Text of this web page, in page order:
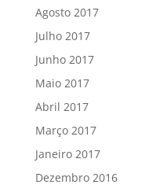
Agosto 2017
Julho 2017
Junho 2017
Maio 2017
Abril 2017
Março 2017
Janeiro 2017
Dezembro 2016